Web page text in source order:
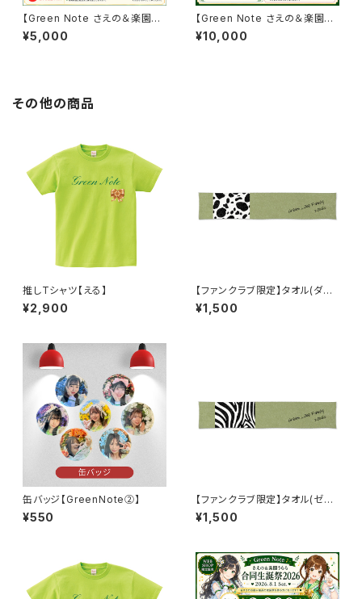
【Green Note さえの＆楽園う
らら 合同生誕祭2026】カンパパ
ック5000
¥5,000
【Green Note さえの＆楽園う
らら 合同生誕祭2026】カンパパ
ック10000
¥10,000
その他の商品
推しTシャツ【える】
¥2,900
【ファンクラブ限定】タオル(ダル
メシアン)
¥1,500
缶バッジ【GreenNote②】
¥550
【ファンクラブ限定】タオル(ゼブ
ラ)
¥1,500